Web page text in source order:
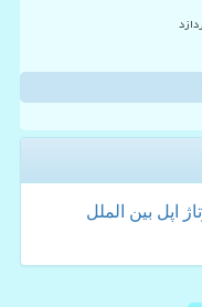
اپل بین الملل